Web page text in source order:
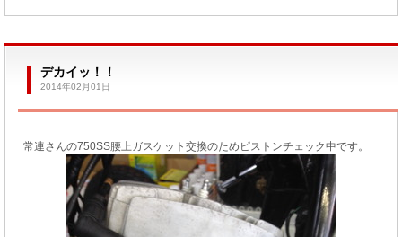
デカイッ！！
2014年02月01日
常連さんの750SS腰上ガスケット交換のためピストンチェック中です。